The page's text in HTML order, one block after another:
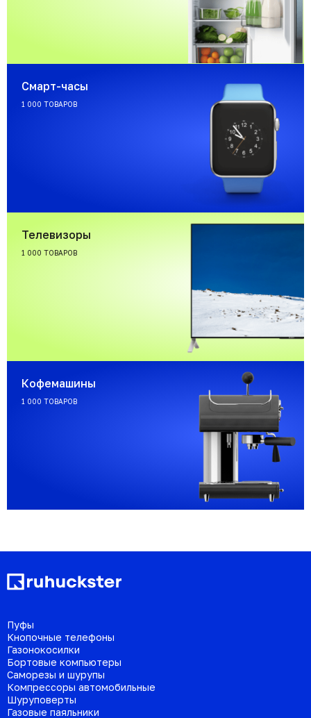
Смарт-часы
1 000 ТОВАРОВ
Телевизоры
1 000 ТОВАРОВ
Кофемашины
1 000 ТОВАРОВ
Пуфы
Кнопочные телефоны
Газонокосилки
Бортовые компьютеры
Саморезы и шурупы
Компрессоры автомобильные
Шуруповерты
Газовые паяльники